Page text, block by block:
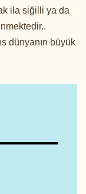
ila siğilli ya da
dünyanın büyük